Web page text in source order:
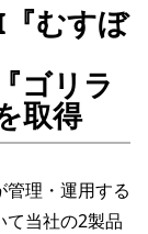
むすぼ
ゴリラ
取得
理・運用する
て当社の2製品